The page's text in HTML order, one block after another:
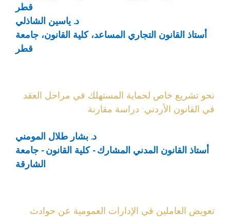
قطر
د. ياسين الشاذلي
أستاذ القانون التجاري المساعد، كلية القانون، جامعة
قطر
نحو تشريع خاص لحماية المستهلك في مراحل العقد
في القانون الأردني: دراسة مقارنة
د. بشار طلال المومني
أستاذ القانون المدني المشارك - كلية القانون - جامعة
الشارقة
تعويض العاملين في الإدارات العمومية عن حوادث